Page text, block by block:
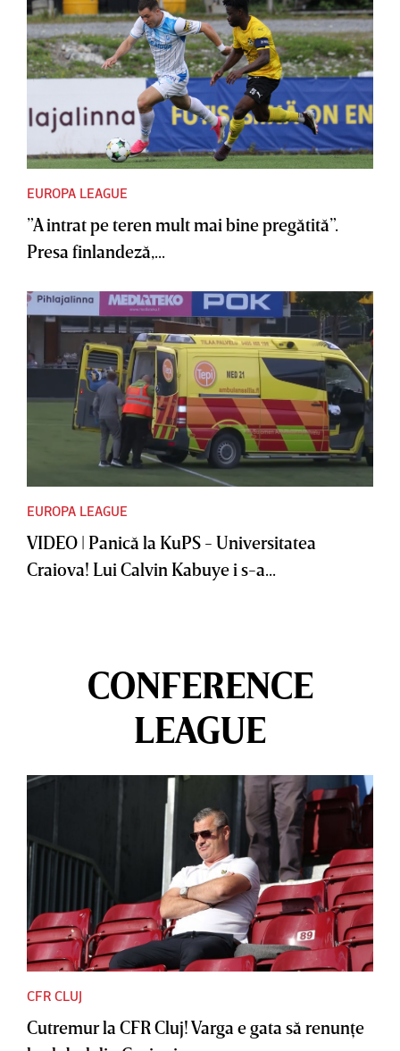
EUROPA LEAGUE
”A intrat pe teren mult mai bine pregătită”.
Presa finlandeză,...
EUROPA LEAGUE
VIDEO | Panică la KuPS - Universitatea
Craiova! Lui Calvin Kabuye i s-a...
CONFERENCE
LEAGUE
CFR CLUJ
Cutremur la CFR Cluj! Varga e gata să renunţe